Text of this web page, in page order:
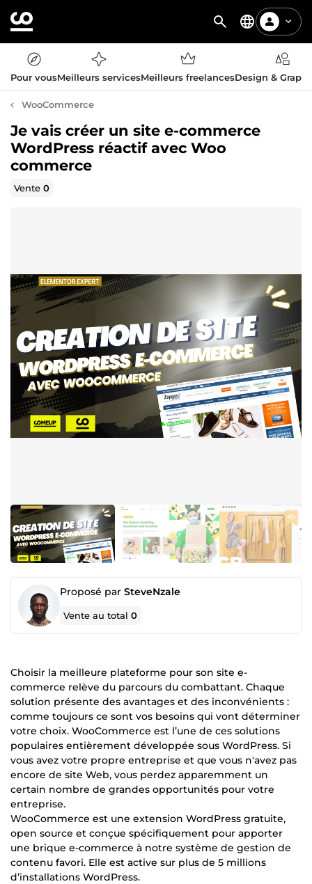
Pour vousMeilleurs servicesMeilleurs freelancesDesign &
WooCommerce
Je vais créer un site e-commerce
WordPress réactif avec Woo
commerce
Vente0
Proposé par SteveNzale
Vente au total0
Choisir la meilleure plateforme pour son site e-
commerce relève du parcours du combattant. Chaque
solution présente des avantages et des inconvénients :
comme toujours ce sont vos besoins qui vont déterminer
votre choix. WooCommerce est l’une de ces solutions
populaires entièrement développée sous WordPress. Si
vous avez votre propre entreprise et que vous n'avez pas
encore de site Web, vous perdez apparemment un
certain nombre de grandes opportunités pour votre
entreprise.
WooCommerce est une extension WordPress gratuite,
open source et conçue spécifiquement pour apporter
une brique e-commerce à notre système de gestion de
contenu favori. Elle est active sur plus de 5 millions
d’installations WordPress.